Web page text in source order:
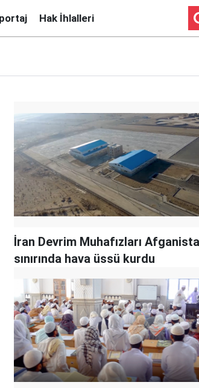
Hak İhlalleri
İran Devrim Muhafızları
sınırında hava üssü kurdu